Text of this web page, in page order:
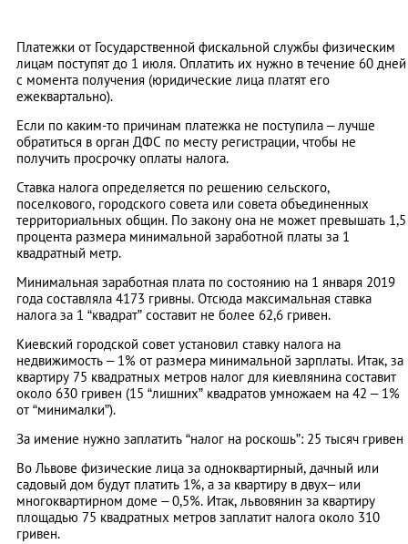
Платежки от Государственной фискальной службы физическим
лицам поступят до 1 июля. Оплатить их нужно в течение 60 дней
с момента получения (юридические лица платят его
ежеквартально).
Если по каким-то причинам платежка не поступила – лучше
обратиться в орган ДФС по месту регистрации, чтобы не
получить просрочку оплаты налога.
Ставка налога определяется по решению сельского,
поселкового, городского совета или совета объединенных
территориальных общин. По закону она не может превышать 1,5
процента размера минимальной заработной платы за 1
квадратный метр.
Минимальная заработная плата по состоянию на 1 января 2019
года составляла 4173 гривны. Отсюда максимальная ставка
налога за 1 “квадрат” составит не более 62,6 гривен.
Киевский городской совет установил ставку налога на
недвижимость – 1% от размера минимальной зарплаты. Итак, за
квартиру 75 квадратных метров налог для киевлянина составит
около 630 гривен (15 “лишних” квадратов умножаем на 42 – 1%
от “минималки”).
За имение нужно заплатить “налог на роскошь”: 25 тысяч гривен
Во Львове физические лица за одноквартирный, дачный или
садовый дом будут платить 1%, а за квартиру в двух– или
многоквартирном доме – 0,5%. Итак, львовянин за квартиру
площадью 75 квадратных метров заплатит налога около 310
гривен.